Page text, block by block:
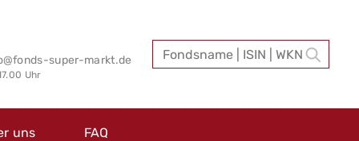
super-markt.de
Uhr
uns FAQ